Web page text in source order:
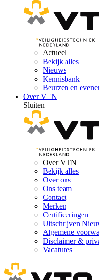
Actueel
Bekijk alles
Nieuws
Kennisbank
Beurzen en
Over VTN
Sluiten
Over VTN
Bekijk alles
Over ons
Ons team
Contact
Merken
Certificeringen
Uitschrijven
Algemene
Disclaimer &
Vacatures